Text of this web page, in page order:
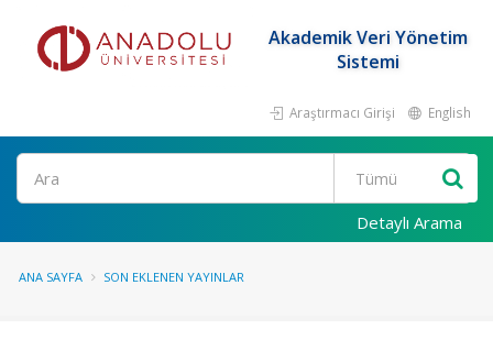
Akademik Veri Yönetim
Sistemi
Araştırmacı Girişi English
Ara
Detaylı Arama
ANA SAYFA SON EKLENEN YAYINLAR